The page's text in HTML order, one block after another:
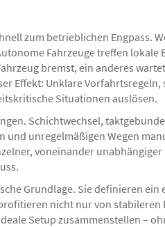
zum betrieblichen Engpass.
Fahrzeuge treffen
bremst, ein anderes
Effekt: Unklare
Situationen auslösen.
Schichtwechsel,
unregelmäßigen Wegen
voneinander
Grundlage. Sie definieren
nicht nur von
Setup zusammenstellen –